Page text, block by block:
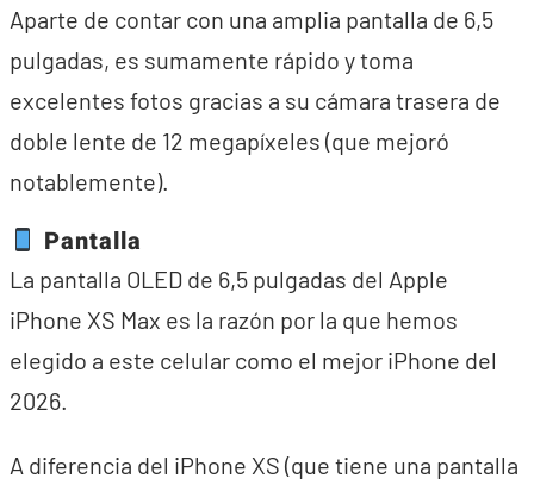
Aparte de contar con una amplia pantalla de 6,5
pulgadas, es sumamente rápido y toma
excelentes fotos gracias a su cámara trasera de
doble lente de 12 megapíxeles (que mejoró
notablemente).
Pantalla
La pantalla OLED de 6,5 pulgadas del Apple
iPhone XS Max es la razón por la que hemos
elegido a este celular como el mejor iPhone del
2026.
A diferencia del iPhone XS (que tiene una pantalla